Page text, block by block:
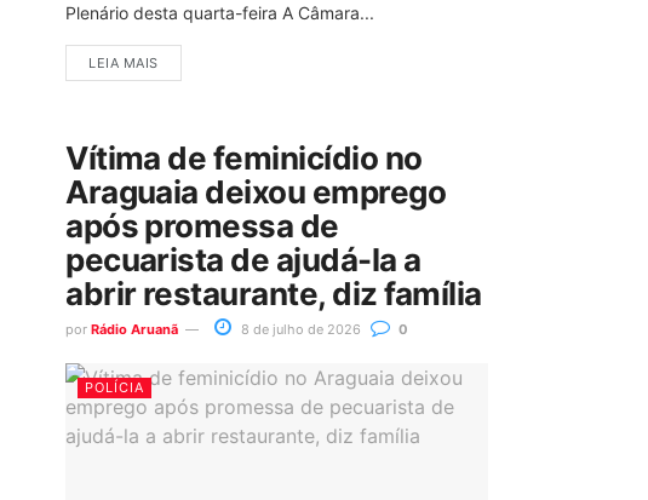
Plenário desta quarta-feira A Câmara...
LEIA MAIS
Vítima de feminicídio no
Araguaia deixou emprego
após promessa de
pecuarista de ajudá-la a
abrir restaurante, diz família
por Rádio Aruanã 8 de julho de 2026 0
POLÍCIA